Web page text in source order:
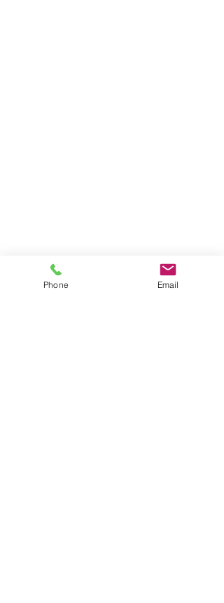
Phone Email